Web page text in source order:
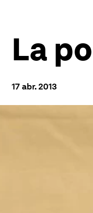
La
17 abr. 2013